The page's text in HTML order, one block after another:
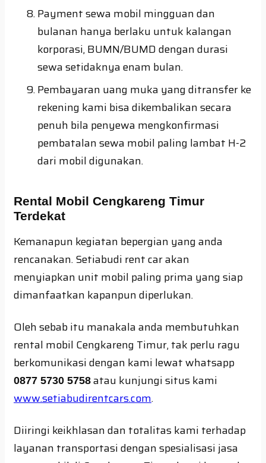
Payment sewa mobil mingguan dan
bulanan hanya berlaku untuk kalangan
korporasi, BUMN/BUMD dengan durasi
sewa setidaknya enam bulan.
Pembayaran uang muka yang ditransfer ke
rekening kami bisa dikembalikan secara
penuh bila penyewa mengkonfirmasi
pembatalan sewa mobil paling lambat H-2
dari mobil digunakan.
Rental Mobil Cengkareng Timur
Terdekat
Kemanapun kegiatan bepergian yang anda
rencanakan. Setiabudi rent car akan
menyiapkan unit mobil paling prima yang siap
dimanfaatkan kapanpun diperlukan.
Oleh sebab itu manakala anda membutuhkan
rental mobil Cengkareng Timur, tak perlu ragu
berkomunikasi dengan kami lewat whatsapp
0877 5730 5758 atau kunjungi situs kami
www.setiabudirentcars.com.
Diiringi keikhlasan dan totalitas kami terhadap
layanan transportasi dengan spesialisasi jasa